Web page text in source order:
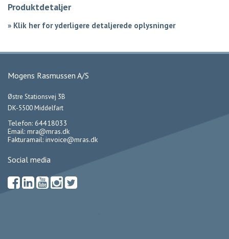
Produktdetaljer
» Klik her for yderligere detaljerede oplysninger
Mogens Rasmussen A/S
Østre Stationsvej 3B
DK-5500 Middelfart
Telefon: 64418033
Email: mra@mras.dk
Fakturamail: invoice@mras.dk
Social media